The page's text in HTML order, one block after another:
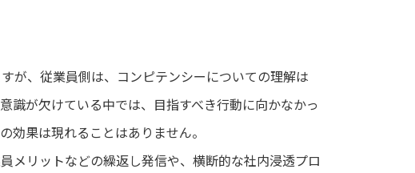
が、従業員側は、コンピテンシーについての理解は
識が欠けている中では、目指すべき行動に向かなかっ
果は現れることはありません。
メリットなどの繰返し発信や、横断的な社内浸透プロ